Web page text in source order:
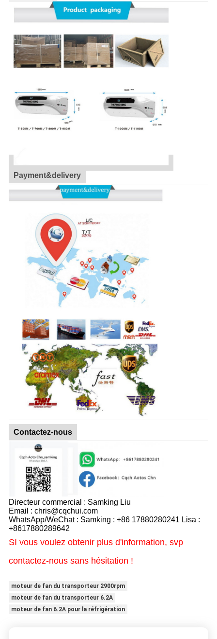
Payment&delivery
Contactez-nous
Directeur commercial : Samking Liu
Email : chris@cqchui.com
WhatsApp/WeChat : Samking : +86 17880280241 Lisa :
+8617880289642
SI vous voulez obtenir plus d'information, svp
contactez-nous sans hésitation !
moteur de fan du transporteur 2900rpm
moteur de fan du transporteur 6.2A
moteur de fan 6.2A pour la réfrigération